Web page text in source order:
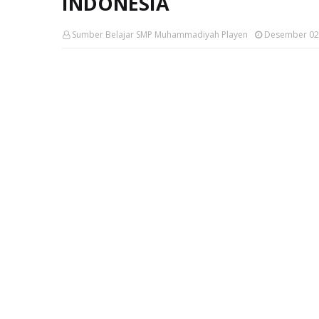
Sumber Belajar SMP Muhammadiyah Playen Desember